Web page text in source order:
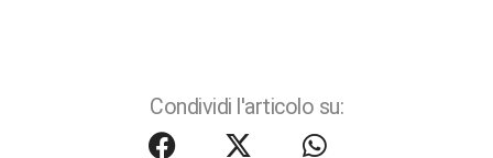
Condividi l'articolo su: